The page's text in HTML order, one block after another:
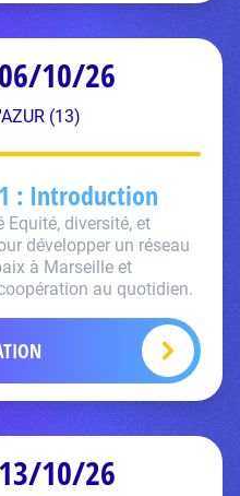
10/26
(13)
: Introduction
Equité, diversité, et
développer un réseau
à Marseille et
au quotidien.
10/26